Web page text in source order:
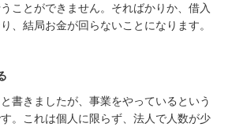
ことができません。そればかりか、借入
、結局お金が回らないことになります。
書きましたが、事業をやっているという
。これは個人に限らず、法人で人数が少